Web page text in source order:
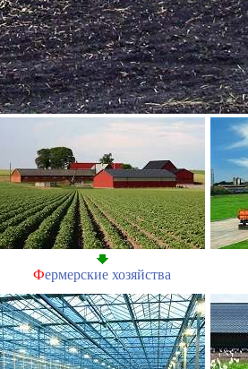
Фермерские хозяйства